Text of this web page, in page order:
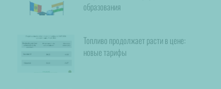
образования
Топливо продолжает расти в цене:
новые тарифы